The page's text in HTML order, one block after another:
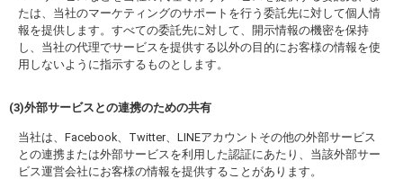
たは、当社のマーケティングのサポートを行う委託先に対して個人情
報を提供します。すべての委託先に対して、開示情報の機密を保持
し、当社の代理でサービスを提供する以外の目的にお客様の情報を使
用しないように指示するものとします。
(3)外部サービスとの連携のための共有
当社は、Facebook、Twitter、LINEアカウントその他の外部サービス
との連携または外部サービスを利用した認証にあたり、当該外部サー
ビス運営会社にお客様の情報を提供することがあります。